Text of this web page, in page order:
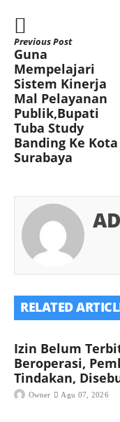
Previous Post
Guna
Mempelajari
Sistem Kinerja
Mal Pelayanan
Publik,Bupati
Tuba Study
Banding Ke Kota
Surabaya
RELATED
Izin Belum
Beroperasi,
Tindakan,
Owner Agu 07, 2026